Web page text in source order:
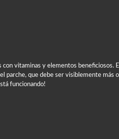
vitaminas y elementos beneficiosos.
parche, que debe ser visiblemente más
funcionando!